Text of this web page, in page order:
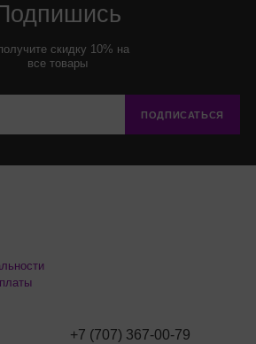
скидку 10% на
все товары
ПОДПИСАТЬСЯ
+7 (707) 367-00-79